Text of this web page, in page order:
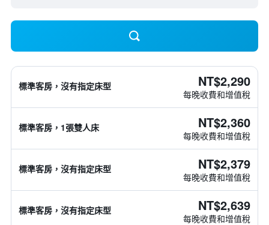
標準客房，沒有指定床型 NT$2,290
每晚收費和增值稅
標準客房，1張雙人床 NT$2,360
每晚收費和增值稅
標準客房，沒有指定床型 NT$2,379
每晚收費和增值稅
標準客房，沒有指定床型 NT$2,639
每晚收費和增值稅